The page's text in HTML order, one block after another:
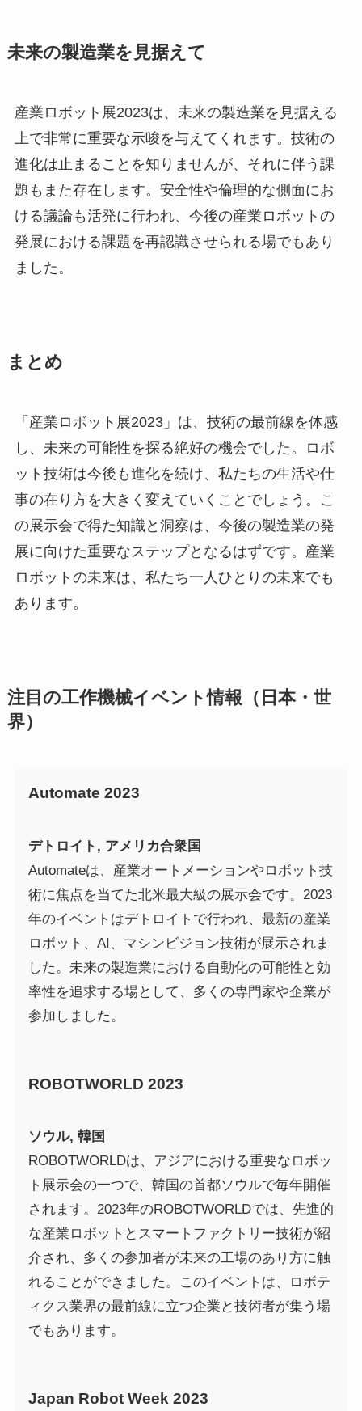
未来の製造業を見据えて
産業ロボット展2023は、未来の製造業を見据える
上で非常に重要な示唆を与えてくれます。技術の
進化は止まることを知りませんが、それに伴う課
題もまた存在します。安全性や倫理的な側面にお
ける議論も活発に行われ、今後の産業ロボットの
発展における課題を再認識させられる場でもあり
ました。
まとめ
「産業ロボット展2023」は、技術の最前線を体感
し、未来の可能性を探る絶好の機会でした。ロボ
ット技術は今後も進化を続け、私たちの生活や仕
事の在り方を大きく変えていくことでしょう。こ
の展示会で得た知識と洞察は、今後の製造業の発
展に向けた重要なステップとなるはずです。産業
ロボットの未来は、私たち一人ひとりの未来でも
あります。
注目の工作機械イベント情報（日本・世
界）
Automate 2023
デトロイト, アメリカ合衆国
Automateは、産業オートメーションやロボット技
術に焦点を当てた北米最大級の展示会です。2023
年のイベントはデトロイトで行われ、最新の産業
ロボット、AI、マシンビジョン技術が展示されま
した。未来の製造業における自動化の可能性と効
率性を追求する場として、多くの専門家や企業が
参加しました。
ROBOTWORLD 2023
ソウル, 韓国
ROBOTWORLDは、アジアにおける重要なロボッ
ト展示会の一つで、韓国の首都ソウルで毎年開催
されます。2023年のROBOTWORLDでは、先進的
な産業ロボットとスマートファクトリー技術が紹
介され、多くの参加者が未来の工場のあり方に触
れることができました。このイベントは、ロボテ
ィクス業界の最前線に立つ企業と技術者が集う場
でもあります。
Japan Robot Week 2023